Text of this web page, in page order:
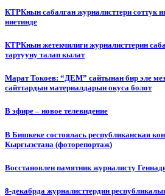
КТРКнын сабалган журналисттери соттук
ниетинде
КТРКнын жетекчилиги журналисттерин
тартууну талап кылат
Марат Токоев: “ДЕМ” сайтынан бир эле
сайттардын материалдарын окуса болот
В эфире – новое телевидение
В Бишкеке состоялась республиканская
Кыргызстана (фоторепортаж)
Восстановлен памятник журналисту
8-декабрда журналисттердин